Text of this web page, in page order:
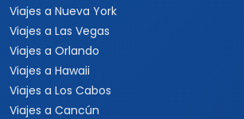
Viajes a Nueva York
Viajes a Las Vegas
Viajes a Orlando
Viajes a Hawaii
Viajes a Los Cabos
Viajes a Cancún